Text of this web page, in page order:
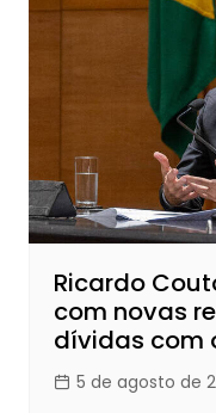
Ricardo
com novas
dívidas com
5 de agosto de